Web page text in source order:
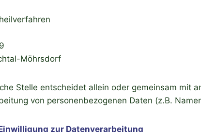
Möhrsdorf
Stelle entscheidet allein oder gemeinsam mit
von personenbezogenen Daten (z.B.
zur Datenverarbeitung